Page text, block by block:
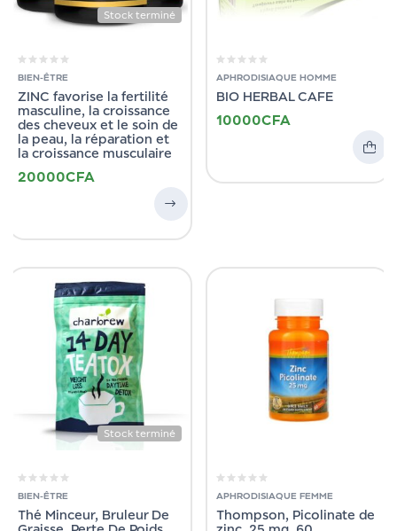
Stock terminé
BIEN-ÊTRE
ZINC favorise la fertilité
masculine, la croissance
des cheveux et le soin de
la peau, la réparation et
la croissance musculaire
20000CFA
APHRODISIAQUE HOMME
BIO HERBAL CAFE
10000CFA
Stock terminé
BIEN-ÊTRE
Thé Minceur, Bruleur De
APHRODISIAQUE FEMME
Thompson, Picolinate de